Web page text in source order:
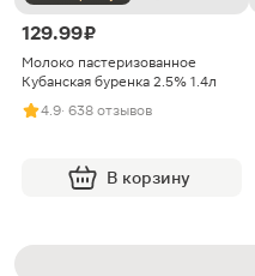
129.99 ₽
Молоко пастеризованное
Кубанская буренка 2.5% 1.4л
4.9· 638 отзывов
В корзину